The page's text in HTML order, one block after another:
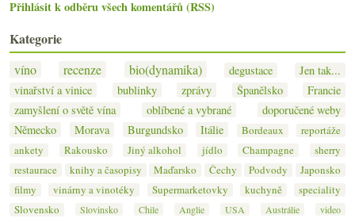
Přihlásit k odběru všech komentářů (RSS)
Kategorie
víno recenze bio(dynamika) degustace
Jen tak...
vinařství a vinice
bublinky zprávy Španělsko
Francie
zamyšlení o světě vína
oblíbené a vybrané
doporučené weby
Německo
Morava Burgundsko Itálie Bordeaux
reportáže
ankety
Rakousko Jiný alkohol jídlo Champagne
sherry
restaurace
knihy a časopisy Maďarsko Čechy Podvody
Japonsko
filmy
vinárny a vinotéky Supermarketovky kuchyně
speciality
Slovensko
Slovinsko Chile Anglie USA Austrálie video